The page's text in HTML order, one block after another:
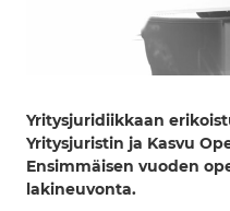
Yritysjuridiikkaan
Yritysjuristin ja Kasvu
Ensimmäisen vuoden
lakineuvonta.